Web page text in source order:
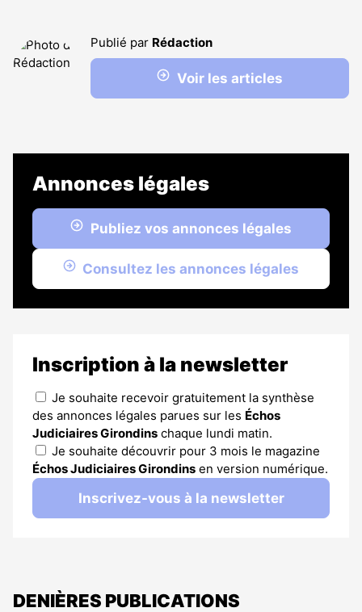
Publié par Rédaction
Voir les articles
Annonces légales
Publiez vos annonces légales
Consultez les annonces légales
Inscription à la newsletter
Je souhaite recevoir gratuitement la synthèse
des annonces légales parues sur les Échos
Judiciaires Girondins chaque lundi matin.
Je souhaite découvrir pour 3 mois le magazine
Échos Judiciaires Girondins en version numérique.
Inscrivez-vous à la newsletter
DENIÈRES PUBLICATIONS